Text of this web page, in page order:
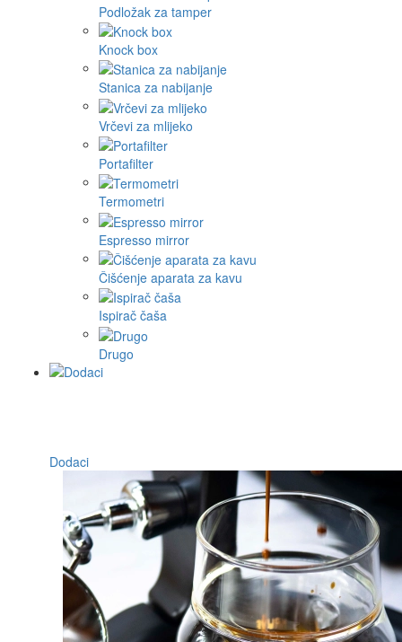
Podložak za tamper
Knock box
Stanica za nabijanje
Vrčevi za mlijeko
Portafilter
Termometri
Espresso mirror
Čišćenje aparata za kavu
Ispirač čaša
Drugo
Dodaci